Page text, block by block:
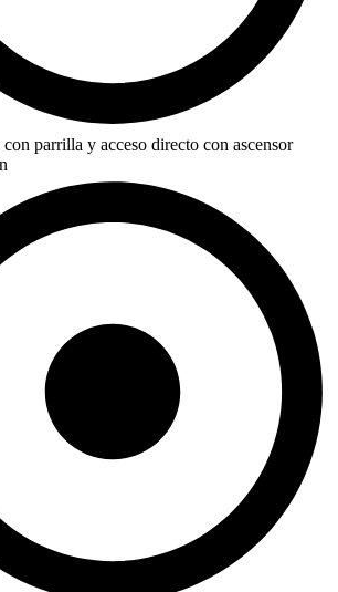
parrilla y acceso directo con ascensor